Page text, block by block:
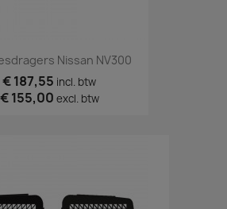
Nissan NV300
€ 187,55 incl. btw
€ 155,00 excl. btw